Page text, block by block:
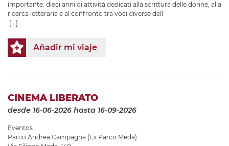
importante: dieci anni di attività dedicati alla scrittura delle donne, alla
ricerca letteraria e al confronto tra voci diverse dell
[...]
Añadir mi viaje
CINEMA LIBERATO
desde 16-06-2026 hasta 16-09-2026
Eventos
Parco Andrea Campagna (Ex Parco Meda)